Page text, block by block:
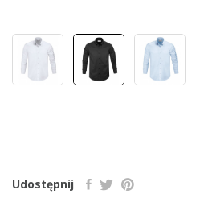
Udostępnij